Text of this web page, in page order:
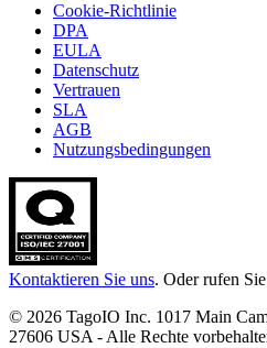
Cookie-Richtlinie
DPA
EULA
Datenschutz
Vertrauen
SLA
AGB
Nutzungsbedingungen
Kontaktieren Sie uns. Oder rufen
© 2026 TagoIO Inc. 1017 Main
27606 USA - Alle Rechte